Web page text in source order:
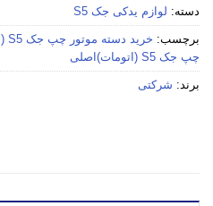
دسته: لوازم یدکی جک S5
برچسب: خرید دسته موتور چپ جک S5 (اتومات) استوک
چپ جک S5 (اتومات)اصلی
برند: شرکتی